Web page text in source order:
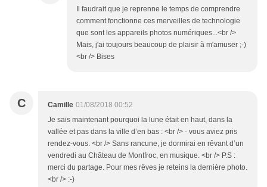
Il faudrait que je reprenne le temps de comprendre
comment fonctionne ces merveilles de technologie
que sont les appareils photos numériques...<br />
Mais, j'ai toujours beaucoup de plaisir à m'amuser ;-)
<br /> Bises
C Camille 01/08/2018 00:52
Je sais maintenant pourquoi la lune était en haut, dans la
vallée et pas dans la ville d’en bas : <br /> - vous aviez pris
rendez-vous. <br /> Sans rancune, je dormirai en rêvant d’un
vendredi au Château de Montfroc, en musique. <br /> P.S :
merci du partage. Pour mes rêves je reteins la dernière photo.
<br /> :-)